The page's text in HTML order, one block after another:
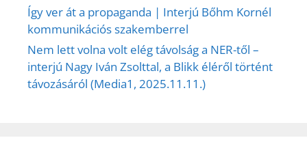
Így ver át a propaganda | Interjú Bőhm Kornél
kommunikációs szakemberrel
Nem lett volna volt elég távolság a NER-től –
interjú Nagy Iván Zsolttal, a Blikk éléről történt
távozásáról (Media1, 2025.11.11.)